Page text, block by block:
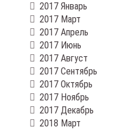
2017 Январь
2017 Март
2017 Апрель
2017 Июнь
2017 Август
2017 Сентябрь
2017 Октябрь
2017 Ноябрь
2017 Декабрь
2018 Март